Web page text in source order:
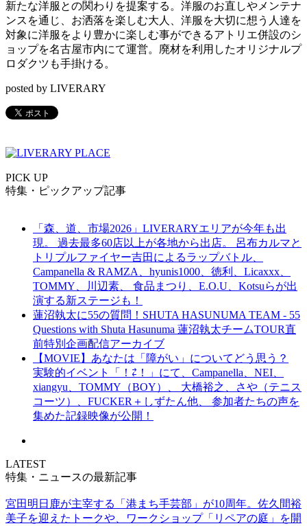
新たな洋服との関わりを提案する。洋服のお直しやメンテナ
ンスを通じ、お洒落を楽しむ大人、洋服を大切に想う人達を
対象に洋服をより豊かに楽しむ事ができるアトリエ併設のシ
ョップを名古屋市内にて運営。廃材を利用したオリジナルプ
ロダクツも手掛ける。
posted by LIVERARY
PICK UP
特集・ピックアップ記事
「森、道、市場2026」LIVERARYエリアが今年も出
現。 過去最多60店以上が各地から出店。 呂布カルマと
トリプルファイヤー吉田によるラップバトル、
Campanella & RAMZA、hyunis1000、徳利、Licaxxx、
TOMMY、川辺素、 食品まつり、E.O.U、Kotsuらが出
演する新ステージも！
蓮沼執太に55の質問！SHUTA HASUNUMA TEAM - 55
Questions with Shuta Hasunuma 蓮沼執太チームTOUR直
前特別企画配信アーカイブ
【MOVIE】あなたは「障がい」についてどう思う？
実験的イベント「！⇄！」にて、Campanella、NEI、
xiangyu、TOMMY（BOY）、 大橋裕之、さや（テニス
コーツ）、FUCKER＋しずたん他、 参加者たちの声を
集めた記録映像が公開！
LATEST
特集・ニュースの最新記事
宮田明日鹿が主宰する「港まち手芸部」が10周年。佐久間裕
美子を迎えたトークや、ワークショップ「リペアの庭」を開